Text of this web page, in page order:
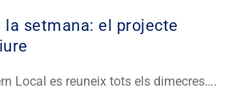
la setmana: el projecte
Local es reuneix tots els dimecres….